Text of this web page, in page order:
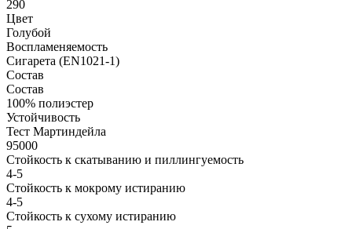
290
Цвет
Голубой
Воспламеняемость
Сигарета (EN1021-1)
Состав
Состав
100% полиэстер
Устойчивость
Тест Мартиндейла
95000
Стойкость к скатыванию и пиллингуемость
4-5
Стойкость к мокрому истиранию
4-5
Стойкость к сухому истиранию